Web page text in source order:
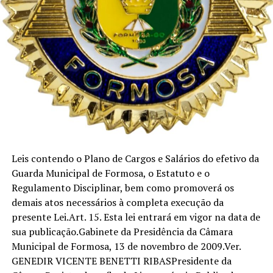
Leis contendo o Plano de Cargos e Salários do efetivo da
Guarda Municipal de Formosa, o Estatuto e o
Regulamento Disciplinar, bem como promoverá os
demais atos necessários à completa execução da
presente Lei.Art. 15. Esta lei entrará em vigor na data de
sua publicação.Gabinete da Presidência da Câmara
Municipal de Formosa, 13 de novembro de 2009.Ver.
GENEDIR VICENTE BENETTI RIBASPresidente da